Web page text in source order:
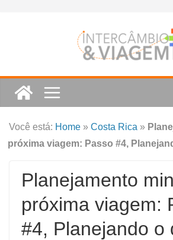
Você está: Home »Costa Rica »
próxima viagem: Passo #4,
Planejamento
próxima viagem:
#4, Planejando o